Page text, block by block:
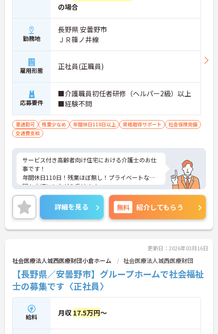
の場合
勤務地
長野県 安曇野市
ＪＲ篠ノ井線
雇用形態 正社員(正職員)
応募要件
■介護職員初任者研修（ヘルパー2級）以上
■経験不問
車通勤可 残業少なめ 年間休日110日以上 資格取得サポート
社会保険完備
交通費支給
サービス付き高齢者向け住宅における介護士のお仕
事です！
年間休日110日！残業ほぼ無し！プライベートな時
間も大切にしながら働けます。
ご興味ある方には、面接のポイントなど、さらに詳
細をお話致しますのでお気軽にご相談ください。
詳細を見る 無料 紹介してもらう
更新日：2026年03月16日
社会医療法人城西医療財団小倉ホーム 社会医療法人城西医療財団
【長野県／安曇野市】グループホームで社会福祉
士の募集です〈正社員〉
給料 月収 17.5万円～